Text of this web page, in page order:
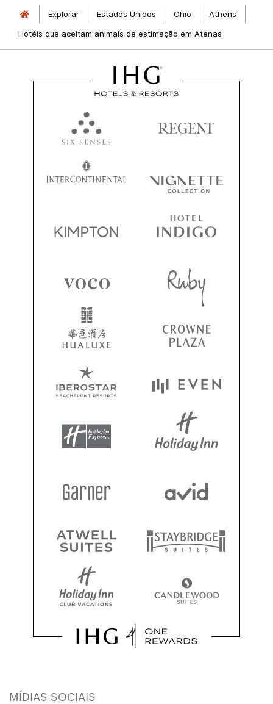
Explorar Estados Unidos Ohio
Athens
Hotéis que aceitam animais de estimação em Atenas
MÍDIAS SOCIAIS